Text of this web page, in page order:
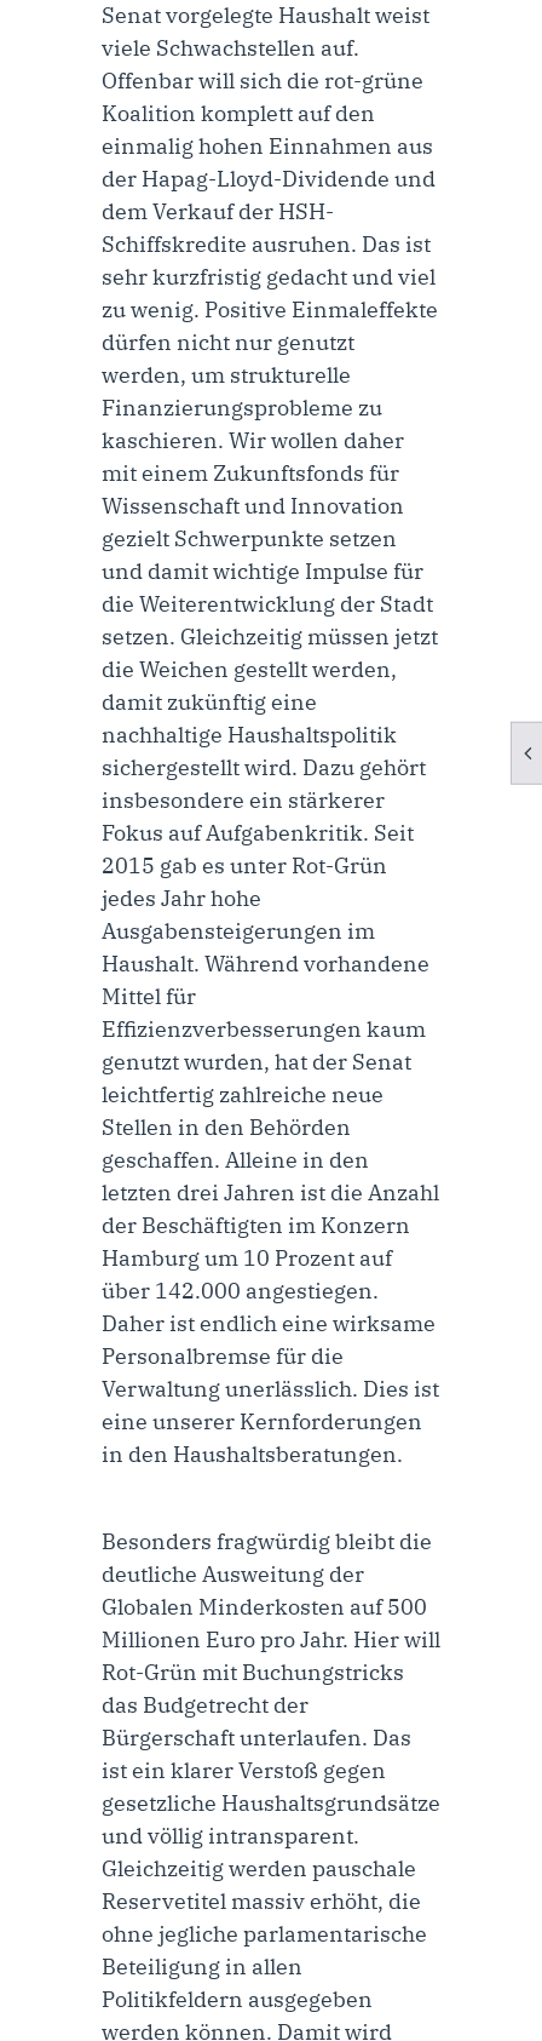
Senat vorgelegte Haushalt weist
viele Schwachstellen auf.
Offenbar will sich die rot-grüne
Koalition komplett auf den
einmalig hohen Einnahmen aus
der Hapag-Lloyd-Dividende und
dem Verkauf der HSH-
Schiffskredite ausruhen. Das ist
sehr kurzfristig gedacht und viel
zu wenig. Positive Einmaleffekte
dürfen nicht nur genutzt
werden, um strukturelle
Finanzierungsprobleme zu
kaschieren. Wir wollen daher
mit einem Zukunftsfonds für
Wissenschaft und Innovation
gezielt Schwerpunkte setzen
und damit wichtige Impulse für
die Weiterentwicklung der Stadt
setzen. Gleichzeitig müssen jetzt
die Weichen gestellt werden,
damit zukünftig eine
nachhaltige Haushaltspolitik
sichergestellt wird. Dazu gehört
insbesondere ein stärkerer
Fokus auf Aufgabenkritik. Seit
2015 gab es unter Rot-Grün
jedes Jahr hohe
Ausgabensteigerungen im
Haushalt. Während vorhandene
Mittel für
Effizienzverbesserungen kaum
genutzt wurden, hat der Senat
leichtfertig zahlreiche neue
Stellen in den Behörden
geschaffen. Alleine in den
letzten drei Jahren ist die Anzahl
der Beschäftigten im Konzern
Hamburg um 10 Prozent auf
über 142.000 angestiegen.
Daher ist endlich eine wirksame
Personalbremse für die
Verwaltung unerlässlich. Dies ist
eine unserer Kernforderungen
in den Haushaltsberatungen.
Besonders fragwürdig bleibt die
deutliche Ausweitung der
Globalen Minderkosten auf 500
Millionen Euro pro Jahr. Hier will
Rot-Grün mit Buchungstricks
das Budgetrecht der
Bürgerschaft unterlaufen. Das
ist ein klarer Verstoß gegen
gesetzliche Haushaltsgrundsätze
und völlig intransparent.
Gleichzeitig werden pauschale
Reservetitel massiv erhöht, die
ohne jegliche parlamentarische
Beteiligung in allen
Politikfeldern ausgegeben
werden können. Damit wird